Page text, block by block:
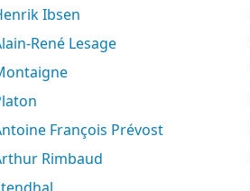
Henrik Ibsen
Alain-René Lesage
Montaigne
Platon
Antoine François Prévost
Arthur Rimbaud